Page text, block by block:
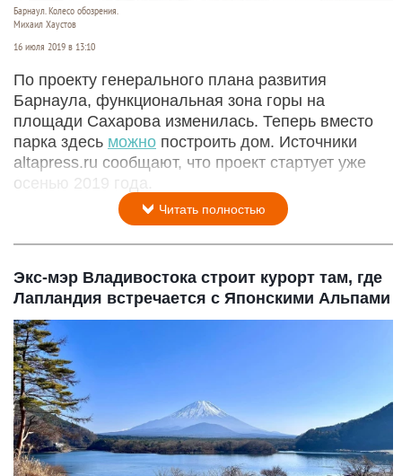
Барнаул. Колесо обозрения.
Михаил Хаустов
16 июля 2019 в 13:10
По проекту генерального плана развития
Барнаула, функциональная зона горы на
площади Сахарова изменилась. Теперь вместо
парка здесь можно построить дом. Источники
altapress.ru сообщают, что проект стартует уже
осенью 2019 года.
Читать полностью
Экс-мэр Владивостока строит курорт там, где
Лапландия встречается с Японскими Альпами